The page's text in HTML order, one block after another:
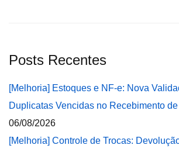
Posts Recentes
[Melhoria] Estoques e NF-e: Nova
Duplicatas Vencidas no Recebimento
06/08/2026
[Melhoria] Controle de Trocas: